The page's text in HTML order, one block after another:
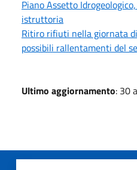
Piano Assetto
istruttoria
Ritiro rifiuti nella giornata
possibili rallentamenti del
Ultimo aggiornamento: 30